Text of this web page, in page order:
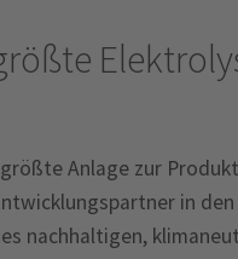
Anlage zur
in
nachhaltigen,